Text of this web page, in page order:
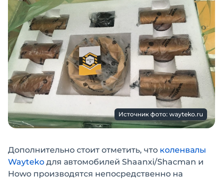
Источник фото: wayteko.ru
Дополнительно стоит отметить, что коленвалы
Wayteko для автомобилей Shaanxi/Shacman и
Howo производятся непосредственно на